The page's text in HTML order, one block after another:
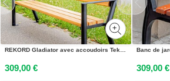
REKORD Gladiator avec accoudoirs Tek Banc de jardin 185 x 59 x 73 cm Robuste Ergonomique Résistant aux intempéries Acier Bois dépicéa scandinave
309,00 € 309,00 €